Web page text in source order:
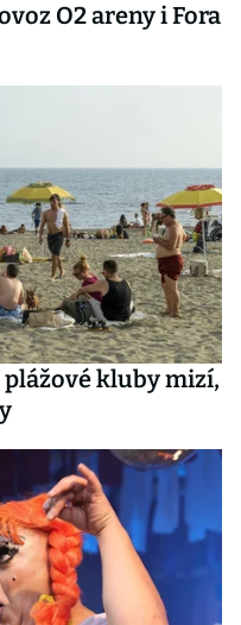
O2 areny i Fora
kluby mizí,